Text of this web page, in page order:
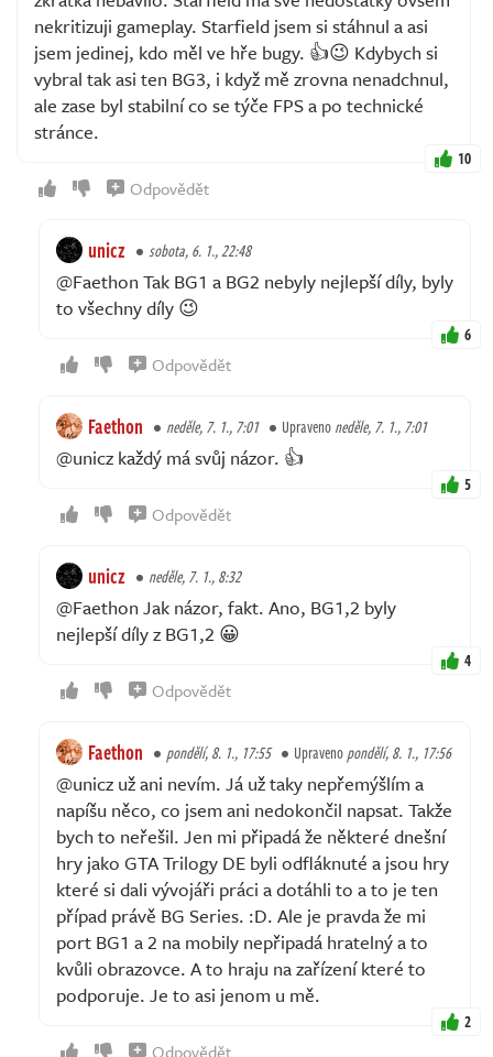
nekritizuji gameplay. Starfield jsem si stáhnul a asi
jsem jedinej, kdo měl ve hře bugy. 👍😉 Kdybych si
vybral tak asi ten BG3, i když mě zrovna nenadchnul,
ale zase byl stabilní co se týče FPS a po technické
stránce.
10
Odpovědět
unicz sobota, 6. 1., 22:48
@Faethon Tak BG1 a BG2 nebyly nejlepší díly, byly
to všechny díly 😉
6
Odpovědět
Faethon neděle, 7. 1., 7:01 Upravenoneděle, 7. 1., 7:01
@unicz každý má svůj názor. 👍
5
Odpovědět
unicz neděle, 7. 1., 8:32
@Faethon Jak názor, fakt. Ano, BG1,2 byly
nejlepší díly z BG1,2 😀
4
Odpovědět
Faethon pondělí, 8. 1., 17:55 Upravenopondělí, 8. 1., 17:56
@unicz už ani nevím. Já už taky nepřemýšlím a
napíšu něco, co jsem ani nedokončil napsat. Takže
bych to neřešil. Jen mi připadá že některé dnešní
hry jako GTA Trilogy DE byli odfláknuté a jsou hry
které si dali vývojáři práci a dotáhli to a to je ten
případ právě BG Series. :D. Ale je pravda že mi
port BG1 a 2 na mobily nepřipadá hratelný a to
kvůli obrazovce. A to hraju na zařízení které to
podporuje. Je to asi jenom u mě.
2
Odpovědět